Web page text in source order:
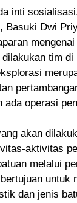
inti
Basuki Dwi
tim di
operasi
akan
aktivitas
melalui
untuk
dan jenis